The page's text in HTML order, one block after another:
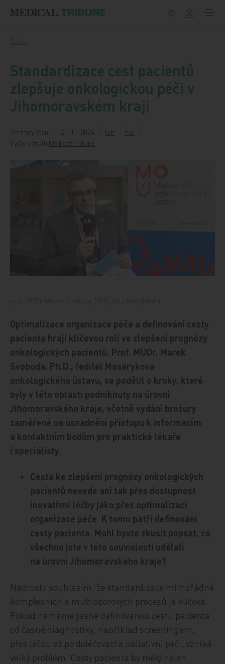
Standardizace cest pacientů
zlepšuje onkologickou péči v
Jihomoravském kraji
3 minuty čtení 21. 11. 2024 lon
fkc
Vyšlo v titulu Medical Tribune
Optimalizace organizace péče a definování cesty
pacienta hrají klíčovou roli ve zlepšení prognózy
onkologických pacientů. Prof. MUDr. Marek
Svoboda, Ph.D., ředitel Masarykova
onkologického ústavu, se podělil o kroky, které
byly v této oblasti podniknuty na úrovni
Jihomoravského kraje, včetně vydání brožury
zaměřené na usnadnění přístupu k informacím
a kontaktním bodům pro praktické lékaře
i specialisty.
Cesta ke zlepšení prognózy onkologických
pacientů nevede ani tak přes dostupnost
inovativní léčby jako přes optimalizaci
organizace péče. K tomu patří definování
cesty pacienta. Mohl byste zkusit popsat, co
všechno jste v této souvislosti udělali
na úrovni Jihomoravského kraje?
Naprosto souhlasím, že standardizace mimořádně
komplexních a multioborových procesů je klíčová.
Pokud nemáme jasně definovanou cestu pacienta
od časné diagnostiky, například screeningem,
přes léčbu až po doléčovací a paliativní péči, vzniká
velký problém. Cesty pacienta by měly nejen